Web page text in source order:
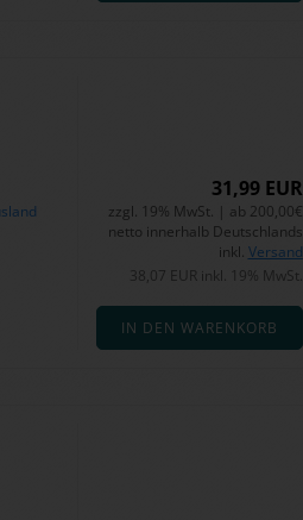
31,99 EUR
zzgl. 19% MwSt. | ab 200,00€
netto innerhalb Deutschlands
inkl. Versand
38,07 EUR inkl. 19% MwSt.
IN DEN WARENKORB